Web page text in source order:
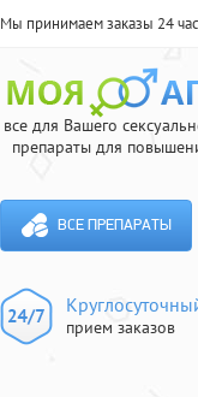
Мы принимаем заказы 24
все для Вашего
препараты для
ВСЕ ПРЕПАРАТЫ
прием заказов